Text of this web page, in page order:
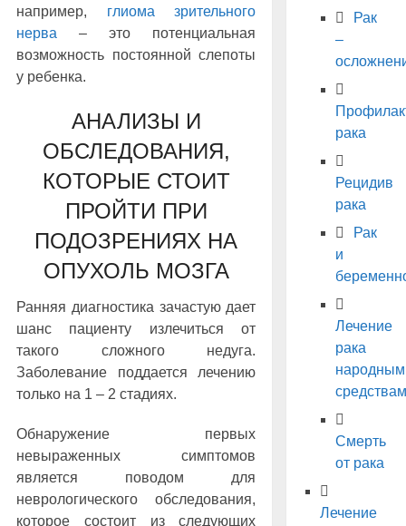
например, глиома зрительного
нерва – это потенциальная
возможность постоянной слепоты
у ребенка.
АНАЛИЗЫ И
ОБСЛЕДОВАНИЯ,
КОТОРЫЕ СТОИТ
ПРОЙТИ ПРИ
ПОДОЗРЕНИЯХ НА
ОПУХОЛЬ МОЗГА
Ранняя диагностика зачастую дает
шанс пациенту излечиться от
такого сложного недуга.
Заболевание поддается лечению
только на 1 – 2 стадиях.
Обнаружение первых
невыраженных симптомов
является поводом для
неврологического обследования,
которое состоит из следующих
Рак
–
рака
Рецидив
рака
Рак
и
Лечение
рака
Смерть
от рака
Лечение